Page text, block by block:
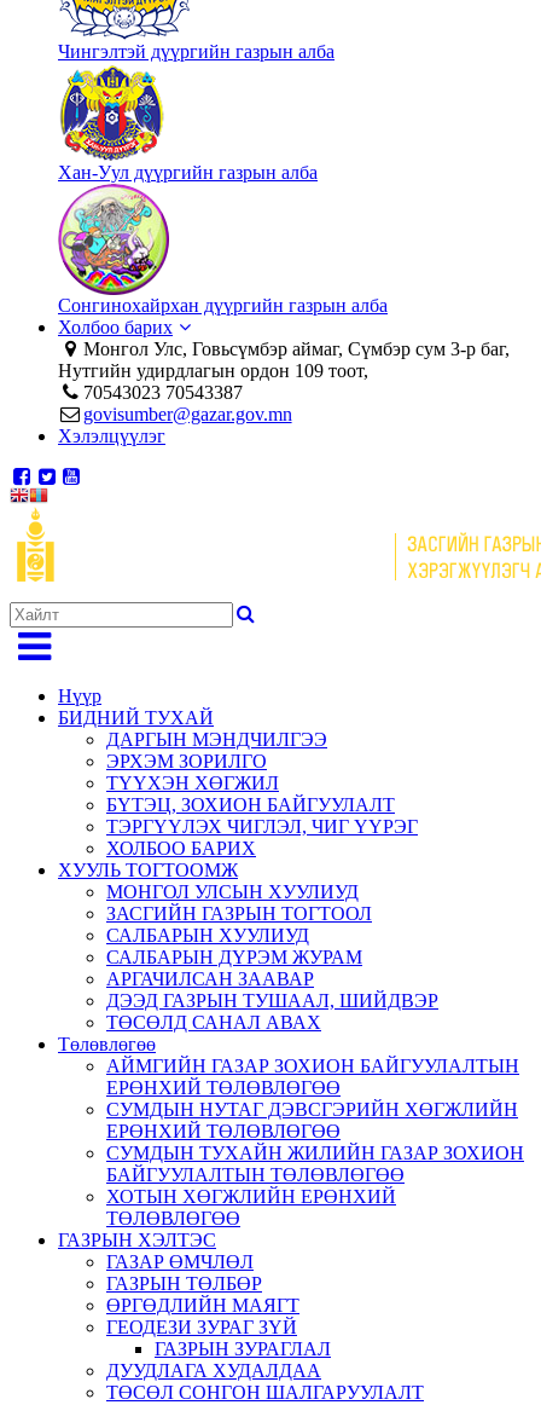
Чингэлтэй дүүргийн газрын алба
Хан-Уул дүүргийн газрын алба
Сонгинохайрхан дүүргийн газрын алба
Холбоо барих
Монгол Улс, Говьсүмбэр аймаг, Сүмбэр сум 3-р баг,
Нутгийн удирдлагын ордон 109 тоот,
70543023 70543387
govisumber@gazar.gov.mn
Хэлэлцүүлэг
Нүүр
БИДНИЙ ТУХАЙ
ДАРГЫН МЭНДЧИЛГЭЭ
ЭРХЭМ ЗОРИЛГО
ТҮҮХЭН ХӨГЖИЛ
БҮТЭЦ, ЗОХИОН БАЙГУУЛАЛТ
ТЭРГҮҮЛЭХ ЧИГЛЭЛ, ЧИГ ҮҮРЭГ
ХОЛБОО БАРИХ
ХУУЛЬ ТОГТООМЖ
МОНГОЛ УЛСЫН ХУУЛИУД
ЗАСГИЙН ГАЗРЫН ТОГТООЛ
САЛБАРЫН ХУУЛИУД
САЛБАРЫН ДҮРЭМ ЖУРАМ
АРГАЧИЛСАН ЗААВАР
ДЭЭД ГАЗРЫН ТУШААЛ, ШИЙДВЭР
ТӨСӨЛД САНАЛ АВАХ
Төлөвлөгөө
АЙМГИЙН ГАЗАР ЗОХИОН БАЙГУУЛАЛТЫН
ЕРӨНХИЙ ТӨЛӨВЛӨГӨӨ
СУМДЫН НУТАГ ДЭВСГЭРИЙН ХӨГЖЛИЙН
ЕРӨНХИЙ ТӨЛӨВЛӨГӨӨ
СУМДЫН ТУХАЙН ЖИЛИЙН ГАЗАР ЗОХИОН
БАЙГУУЛАЛТЫН ТӨЛӨВЛӨГӨӨ
ХОТЫН ХӨГЖЛИЙН ЕРӨНХИЙ
ТӨЛӨВЛӨГӨӨ
ГАЗРЫН ХЭЛТЭС
ГАЗАР ӨМЧЛӨЛ
ГАЗРЫН ТӨЛБӨР
ӨРГӨДЛИЙН МАЯГТ
ГЕОДЕЗИ ЗУРАГ ЗҮЙ
ГАЗРЫН ЗУРАГЛАЛ
ДУУДЛАГА ХУДАЛДАА
ТӨСӨЛ СОНГОН ШАЛГАРУУЛАЛТ